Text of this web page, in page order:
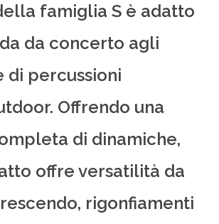
famiglia S è adatto
da concerto agli
di percussioni
Offrendo una
di dinamiche,
offre versatilità da
rigonfiamenti